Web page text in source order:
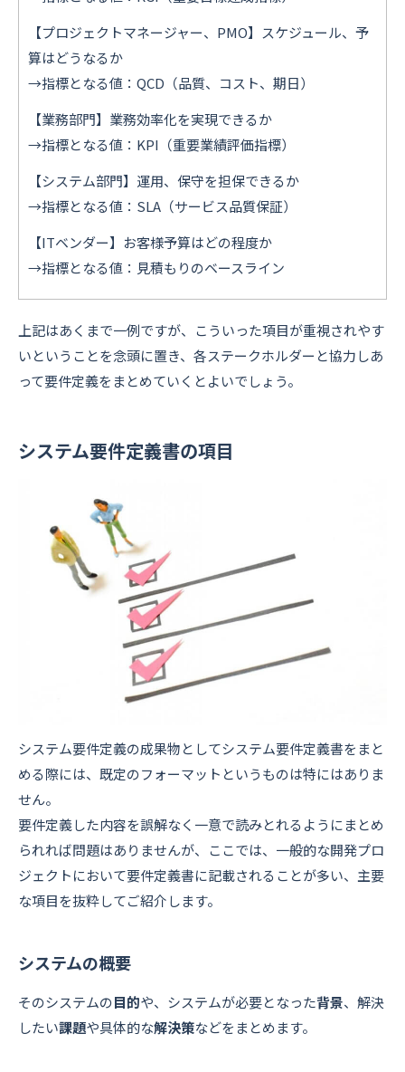
【プロジェクトマネージャー、PMO】スケジュール、予
算はどうなるか
→指標となる値：QCD（品質、コスト、期日）
【業務部門】業務効率化を実現できるか
→指標となる値：KPI（重要業績評価指標）
【システム部門】運用、保守を担保できるか
→指標となる値：SLA（サービス品質保証）
【ITベンダー】お客様予算はどの程度か
→指標となる値：見積もりのベースライン
上記はあくまで一例ですが、こういった項目が重視されやす
いということを念頭に置き、各ステークホルダーと協力しあ
って要件定義をまとめていくとよいでしょう。
システム要件定義書の項目
システム要件定義の成果物としてシステム要件定義書をまと
める際には、既定のフォーマットというものは特にはありま
せん。
要件定義した内容を誤解なく一意で読みとれるようにまとめ
られれば問題はありませんが、ここでは、一般的な開発プロ
ジェクトにおいて要件定義書に記載されることが多い、主要
な項目を抜粋してご紹介します。
システムの概要
そのシステムの目的や、システムが必要となった背景、解決
したい課題や具体的な解決策などをまとめます。